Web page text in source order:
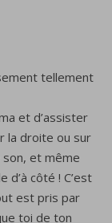
tellement
et d’assister
la droite ou sur
et même
d’à côté ! C’est
est pris par
toi de ton